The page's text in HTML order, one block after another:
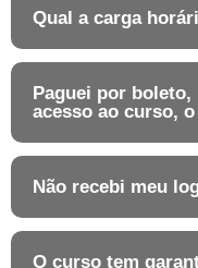
Qual a carga
Paguei por
acesso ao curso,
Não recebi meu
O curso tem